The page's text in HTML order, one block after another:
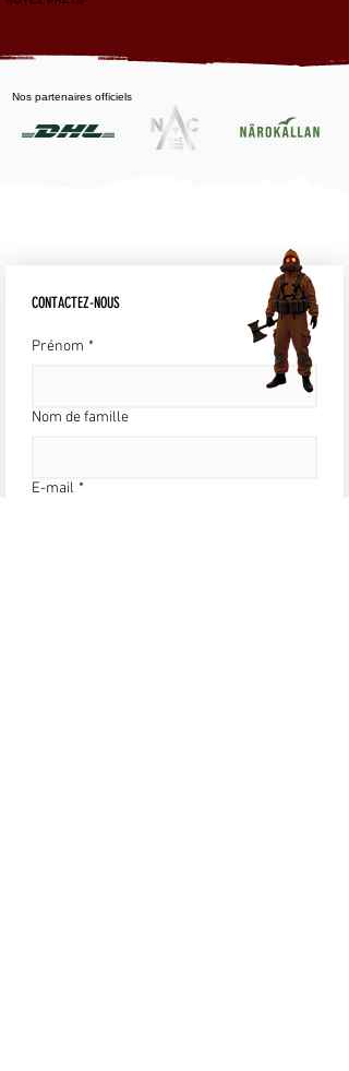
Nos partenaires officiels
CONTACTEZ-NOUS
Prénom *
Nom de famille
E-mail *